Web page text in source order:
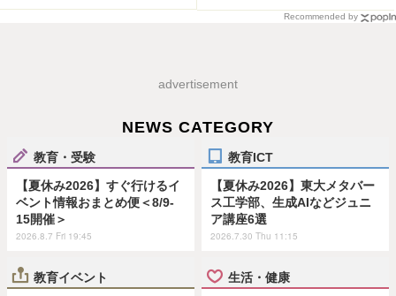
Recommended by
advertisement
NEWS CATEGORY
教育・受験
【夏休み2026】すぐ行けるイ
ベント情報おまとめ便＜8/9-
15開催＞
2026.8.7 Fri 19:45
教育ICT
【夏休み2026】東大メタバー
ス工学部、生成AIなどジュニ
ア講座6選
2026.7.30 Thu 11:15
教育イベント 生活・健康